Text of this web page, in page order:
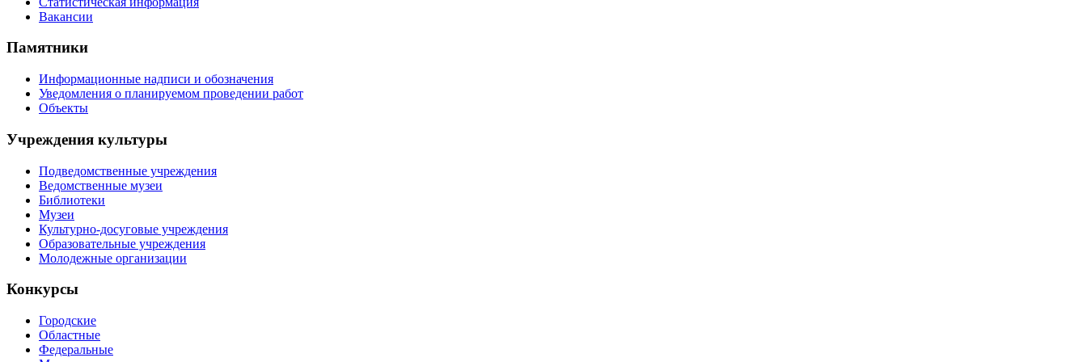
Вакансии
Памятники
Информационные надписи и обозначения
Уведомления о планируемом проведении работ
Объекты
Учреждения культуры
Подведомственные учреждения
Ведомственные музеи
Библиотеки
Музеи
Культурно-досуговые учреждения
Образовательные учреждения
Молодежные организации
Конкурсы
Городские
Областные
Федеральные